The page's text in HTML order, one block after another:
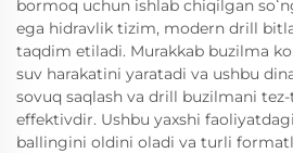
bormoq uchun ishlab chiqilgan
ega hidravlik tizim, modern drill
taqdim etiladi. Murakkab buzilma
suv harakatini yaratadi va ushbu
sovuq saqlash va drill buzilmani
effektivdir. Ushbu yaxshi
ballingini oldini oladi va turli